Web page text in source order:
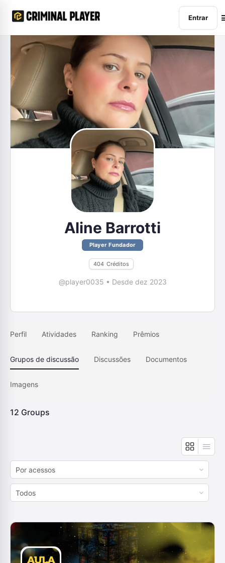
Entrar
Aline Barrotti
Player Fundador
404 Créditos
@player0035 • Desde dez 2023
Perfil Atividades Ranking Prêmios
Grupos de discussão Discussões Documentos
Imagens
12 Groups
Order
By:
Order
By: